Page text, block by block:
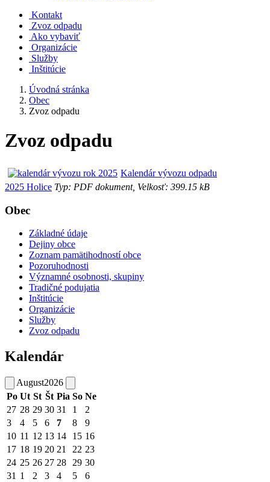
Kontakt
Zvoz odpadu
Ako vybaviť
Organizácie
Služby
Inštitúcie
Úvodná stránka
Obec
Zvoz odpadu
Zvoz odpadu
Kalendár vývozu odpadu
2025 Holice Typ: PDF dokument, Velkosť: 399.15 kB
Obec
Základné údaje
Dejiny obce
Zoznam pamätihodností obce
Pozoruhodnosti
Významné osobnosti, skupiny
Tradičné podujatia
Inštitúcie
Organizácie
Služby
Zvoz odpadu
Kalendár
August2026
Po Ut St Št Pia So Ne
27 28 29 30 31 1
2
3
4 5 6 7 8
9
10 11 12 13 14 15 16
17 18 19 20 21 22 23
24 25 26 27 28 29 30
31 1 2 3 4 5 6